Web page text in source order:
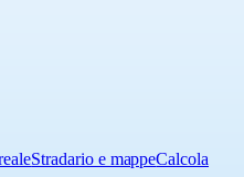
Stradario e mappeCalcola